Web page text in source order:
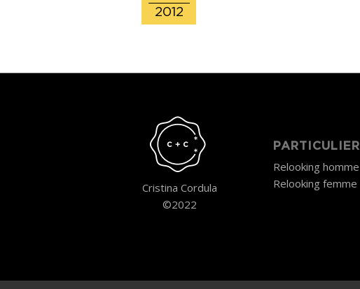
2012
Cristina Cordula
©2022
PARTICULIER
Relooking homme
Relooking femme
Le phénomène Cristina Cordula